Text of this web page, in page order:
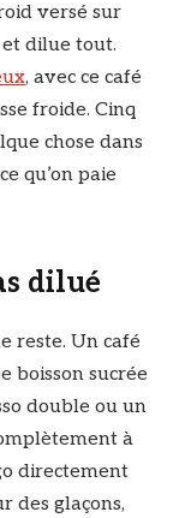
versé sur
dilue tout.
, avec ce café
froide. Cinq
chose dans
qu’on paie
dilué
reste. Un café
boisson sucrée
double ou un
à
directement
des glaçons,